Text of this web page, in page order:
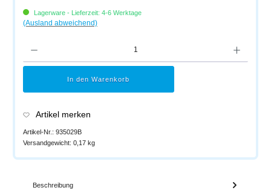
Lagerware - Lieferzeit: 4-6 Werktage
(Ausland abweichend)
In den Warenkorb
Artikel merken
Artikel-Nr.: 935029B
Versandgewicht: 0,17 kg
Beschreibung